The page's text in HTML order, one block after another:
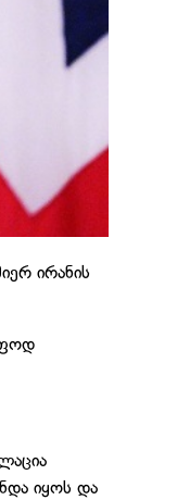
ირანის
იყოს და